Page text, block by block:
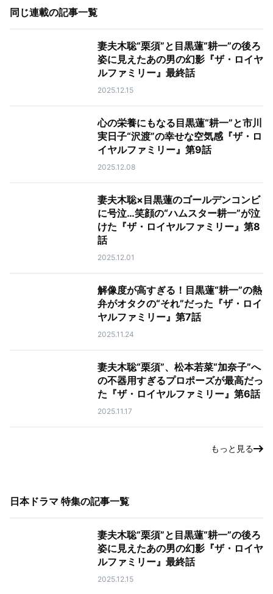
同じ連載の記事一覧
妻夫木聡“栗須”と目黒蓮“耕一”の後ろ
姿に見えたあの男の幻影『ザ・ロイヤ
ルファミリー』最終話
2025.12.15
心の栄養にもなる目黒蓮“耕一”と市川
実日子“沢渡”の幸せな空気感『ザ・ロ
イヤルファミリー』第9話
2025.12.08
妻夫木聡×目黒蓮のゴールデンコンビ
に号泣…笑顔の“ハムスター耕一”が泣
けた『ザ・ロイヤルファミリー』第8
話
2025.12.01
解像度が高すぎる！目黒蓮“耕一”の熱
弁がオタクの“それ”だった『ザ・ロイ
ヤルファミリー』第7話
2025.11.24
妻夫木聡“栗須”、松本若菜“加奈子”へ
の不器用すぎるプロポーズが最高だっ
た『ザ・ロイヤルファミリー』第6話
2025.11.17
もっと見る
日本ドラマ 特集の記事一覧
妻夫木聡“栗須”と目黒蓮“耕一”の後ろ
姿に見えたあの男の幻影『ザ・ロイヤ
ルファミリー』最終話
2025.12.15